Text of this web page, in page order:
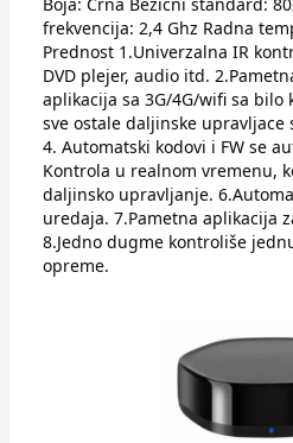
Boja: Crna Bežicni standard:
frekvencija: 2,4 Ghz Radna
Prednost 1.Univerzalna IR
DVD plejer, audio itd.
aplikacija sa 3G/4G/wifi sa bilo
sve ostale daljinske upravljace
4. Automatski kodovi i FW se
Kontrola u realnom vremenu,
daljinsko upravljanje.
uredaja. 7.Pametna aplikacija
8.Jedno dugme kontroliše
opreme.